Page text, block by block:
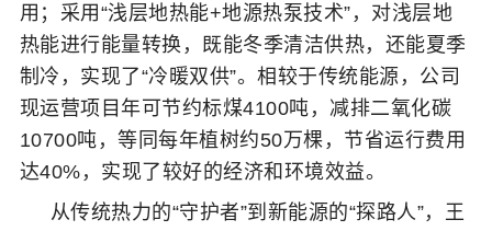
用；采用“浅层地热能+地源热泵技术”，对浅层地
热能进行能量转换，既能冬季清洁供热，还能夏季
制冷，实现了“冷暖双供”。相较于传统能源，公司
现运营项目年可节约标煤4100吨，减排二氧化碳
10700吨，等同每年植树约50万棵，节省运行费用
达40%，实现了较好的经济和环境效益。
从传统热力的“守护者”到新能源的“探路人”，王